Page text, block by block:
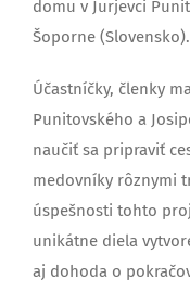
domu v Jurjevci
Šoporne (Slovensko).
Účastníčky, členky
Punitovského a
naučiť sa pripraviť
medovníky rôznymi
úspešnosti tohto
unikátne diela
aj dohoda o